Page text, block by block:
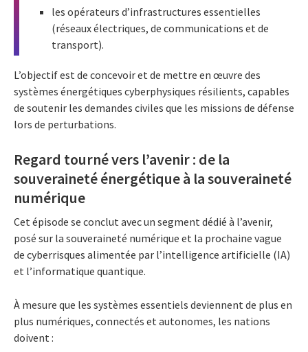
les opérateurs d’infrastructures essentielles
(réseaux électriques, de communications et de
transport).
L’objectif est de concevoir et de mettre en œuvre des
systèmes énergétiques cyberphysiques résilients, capables
de soutenir les demandes civiles que les missions de défense
lors de perturbations.
Regard tourné vers l’avenir : de la
souveraineté énergétique à la souveraineté
numérique
Cet épisode se conclut avec un segment dédié à l’avenir,
posé sur la souveraineté numérique et la prochaine vague
de cyberrisques alimentée par l’intelligence artificielle (IA)
et l’informatique quantique.
À mesure que les systèmes essentiels deviennent de plus en
plus numériques, connectés et autonomes, les nations
doivent :